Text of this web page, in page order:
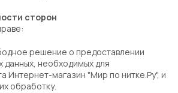
сторон
решение о предоставлении
данных, необходимых для
Интернет-магазин "Мир по нитке.Ру", и
обработку.